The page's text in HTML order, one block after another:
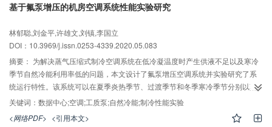
基于氟泵增压的机房空调系统性能实验研究
林郁聪,刘金平,许雄文,刘镇,李国立
DOI：10.3969/j.issn.0253-4339.2020.05.083
摘要： 为解决蒸气压缩式制冷空调系统在低冷凝温度时产生供液不足以及寒冷
季节自然冷能利用率低的问题，本文设计了氟泵增压空调系统并实验研究了系
统运行特性。该系统可以在夏季炎热季节、过渡季节和冬季寒冷季节分别以蒸
气压缩、氟泵增压、单氟泵驱动3种模式运行。结果表明：实验中使用毛细管/电
子膨胀阀的传统压缩蒸气制冷系统分别会在室外温度低于25 ℃/15 ℃时发生供
液不足、制冷量下降的问题，使用氟泵增压系统在室外温度为﹣5~25 ℃的工况
关键词： 数据中心;空调;工质泵;自然冷能;制冷性能实验
<网络PDF> <引用本文>